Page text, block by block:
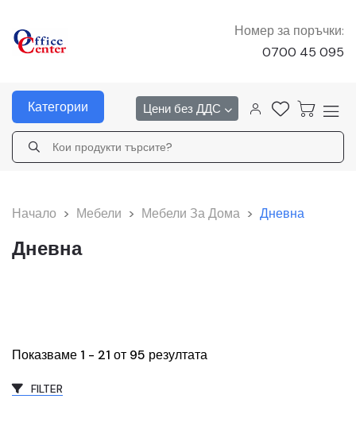
Номер за поръчки:
0700 45 095
Категории Цени без ДДС
Начало > Мебели > Мебели За Дома > Дневна
Дневна
Показваме 1 - 21 от 95 резултата
FILTER